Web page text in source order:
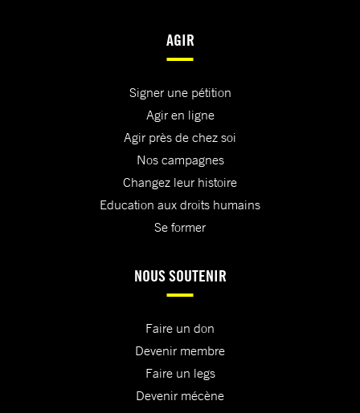
AGIR
Signer une pétition
Agir en ligne
Agir près de chez soi
Nos campagnes
Changez leur histoire
Education aux droits humains
Se former
NOUS SOUTENIR
Faire un don
Devenir membre
Faire un legs
Devenir mécène